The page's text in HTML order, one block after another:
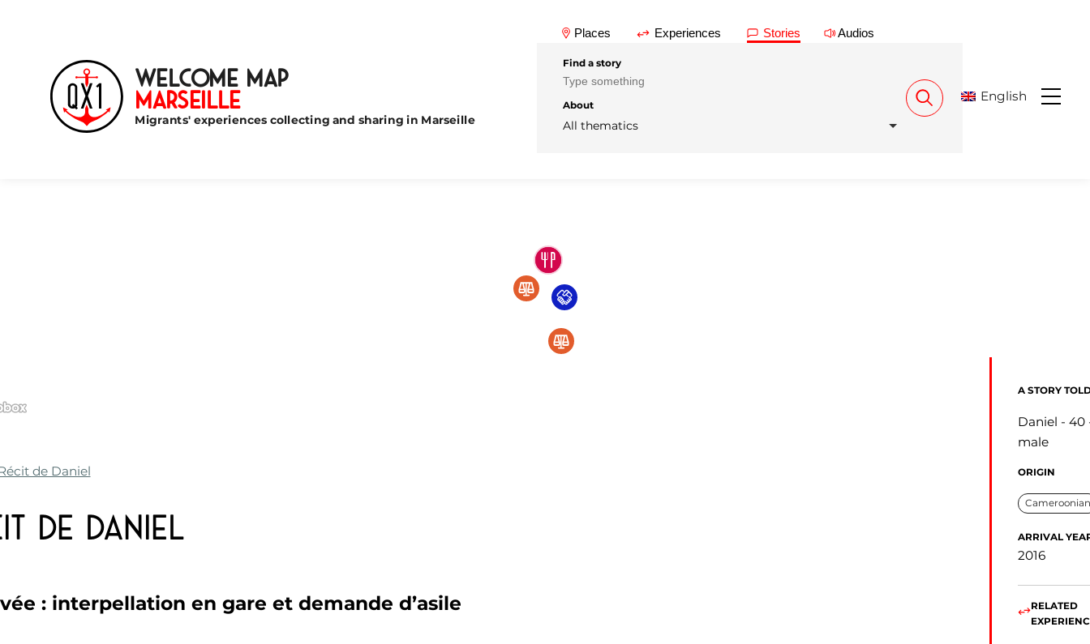
Welcome Map
Marseille
Migrants' experiences collecting and sharing in Marseille
Places Experiences Stories Audios
Find a story
About
All thematics
English
de Daniel
de Daniel
: interpellation en gare et demande d’asile
A STORY
Daniel
40
male
ORIGIN
Cameroonian
ARRIVAL
2016
RELATED